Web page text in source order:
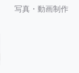
写真・動画制作